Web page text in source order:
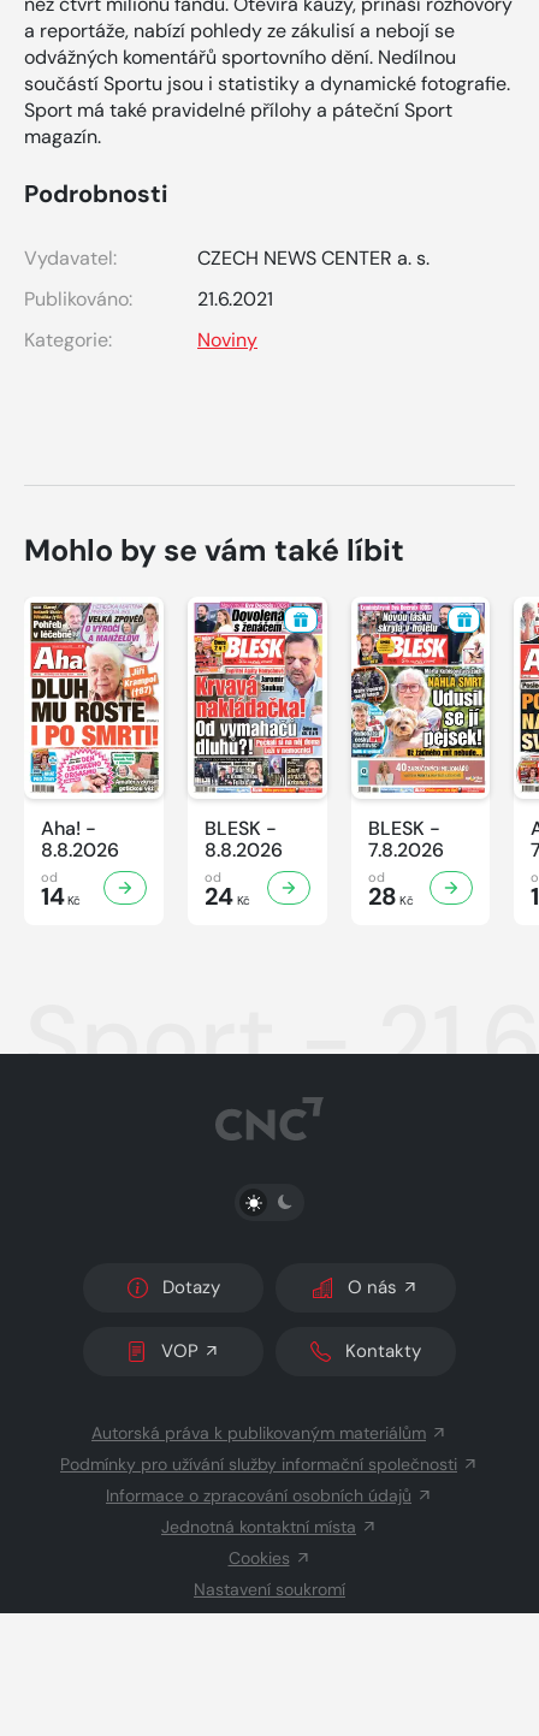
a reportáže, nabízí pohledy ze zákulisí a nebojí se
odvážných komentářů sportovního dění. Nedílnou
součástí Sportu jsou i statistiky a dynamické fotografie.
Sport má také pravidelné přílohy a páteční Sport
magazín.
Podrobnosti
Vydavatel:
CZECH NEWS CENTER a. s.
Publikováno:
21.6.2021
Kategorie:
Noviny
Mohlo by se vám také líbit
Aha! -
8.8.2026
od
14Kč
BLESK -
8.8.2026
od
24Kč
BLESK -
7.8.2026
od
28 Kč
Sport -
PŘEPNOUT SVĚTLÝ/TMAVÝ REŽIM
Dotazy O nás
VOP Kontakty
Autorská práva k publikovaným materiálům
Podmínky pro užívání služby informační společnosti
Informace o zpracování osobních údajů
Jednotná kontaktní místa
Cookies
Nastavení soukromí
Inzerce